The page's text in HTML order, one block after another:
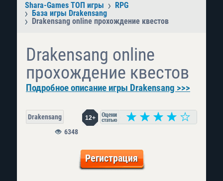
Shara-Games ТОП игры
RPG
База игры Drakensang
Drakensang online прохождение квестов
Drakensang online
прохождение квестов
Подробное описание игры Drakensang >>>
Drakensang 12+
6348
Регистрация